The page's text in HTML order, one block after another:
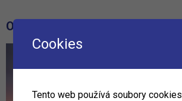
OBLÍBENÉ HOTELY
Cookies
Tento web používá soubory cookies